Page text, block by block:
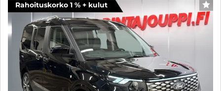
Rahoituskorko 1 % + kulut